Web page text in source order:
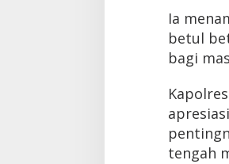
Ia
betul
bagi
tengah